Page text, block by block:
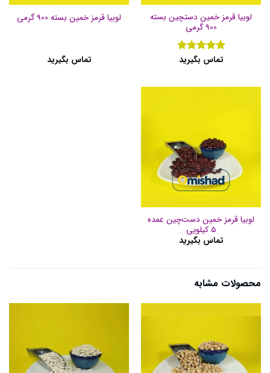
لوبیا قرمز خمین دستچین بسته
900 گرمی
نمره 5از
تماس بگیرید
لوبیا قرمز خمین بسته 900 گرمی
تماس بگیرید
لوبیا قرمز خمین دست‌چین عمده
5 کیلویی
تماس بگیرید
محصولات مشابه